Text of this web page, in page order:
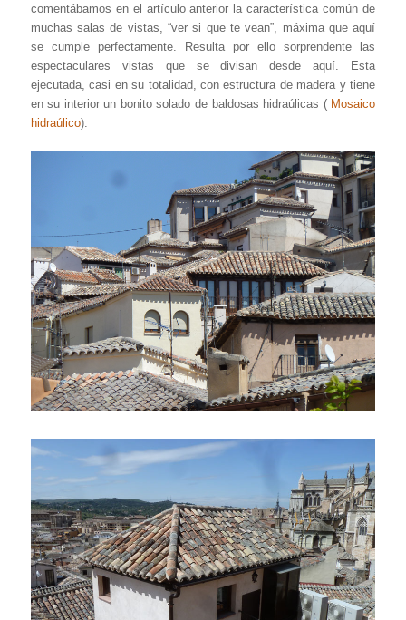
comentábamos en el artículo anterior la característica común de
muchas salas de vistas, “ver si que te vean”, máxima que aquí
se cumple perfectamente. Resulta por ello sorprendente las
espectaculares vistas que se divisan desde aquí. Esta
ejecutada, casi en su totalidad, con estructura de madera y tiene
en su interior un bonito solado de baldosas hidraúlicas ( Mosaico
hidraúlico).